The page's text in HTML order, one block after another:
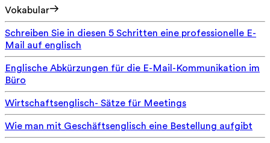
Vokabular
Schreiben Sie in diesen 5 Schritten eine professionelle E-
Mail auf englisch
Englische Abkürzungen für die E-Mail-Kommunikation im
Büro
Wirtschaftsenglisch- Sätze für Meetings
Wie man mit Geschäftsenglisch eine Bestellung aufgibt